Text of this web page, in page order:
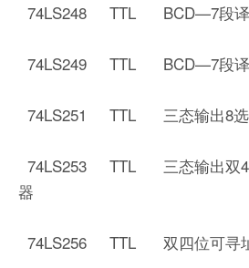
74LS248 TTL BCD—7段译
74LS249 TTL BCD—7段译
74LS251 TTL 三态输出8选
74LS253 TTL 三态输出双4
器
74LS256 TTL 双四位可寻